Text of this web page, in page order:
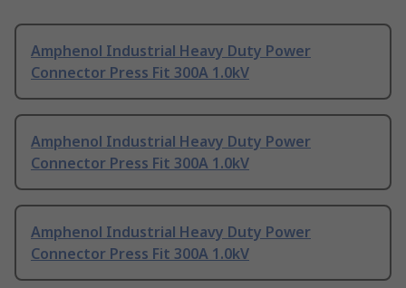
Amphenol Industrial Heavy Duty Power
Connector Press Fit 300A 1.0kV
Amphenol Industrial Heavy Duty Power
Connector Press Fit 300A 1.0kV
Amphenol Industrial Heavy Duty Power
Connector Press Fit 300A 1.0kV